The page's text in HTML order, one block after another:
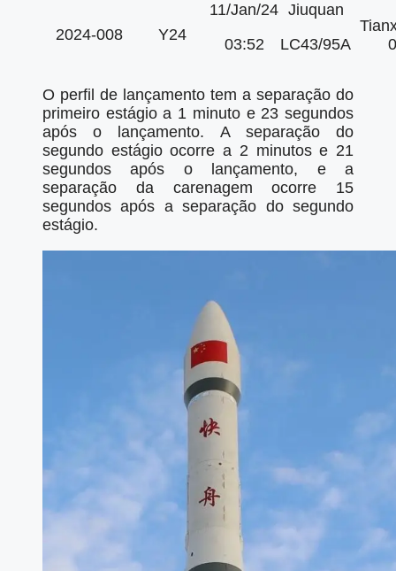
2024-008 Y24
11/Jan/24
03:52
Jiuquan
LC43/95A
O perfil de lançamento tem a separação do
primeiro estágio a 1 minuto e 23 segundos
após o lançamento. A separação do
segundo estágio ocorre a 2 minutos e 21
segundos após o lançamento, e a
separação da carenagem ocorre 15
segundos após a separação do segundo
estágio.